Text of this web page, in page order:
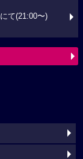
て(21:00〜)